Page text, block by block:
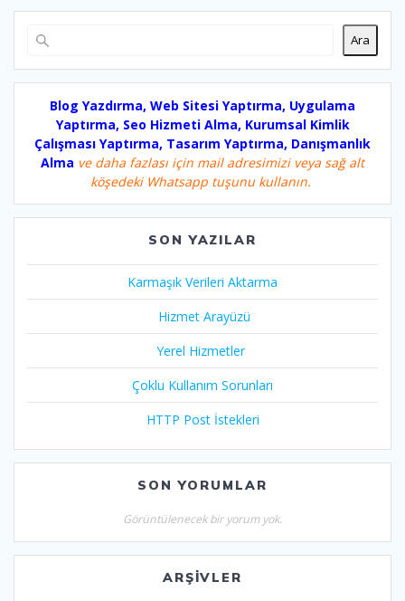
Ara
Blog Yazdırma, Web Sitesi Yaptırma, Uygulama
Yaptırma, Seo Hizmeti Alma, Kurumsal Kimlik
Çalışması Yaptırma, Tasarım Yaptırma, Danışmanlık
Alma ve daha fazlası için mail adresimizi veya sağ alt
köşedeki Whatsapp tuşunu kullanın.
SON YAZILAR
Karmaşık Verileri Aktarma
Hizmet Arayüzü
Yerel Hizmetler
Çoklu Kullanım Sorunları
HTTP Post İstekleri
SON YORUMLAR
Görüntülenecek bir yorum yok.
ARŞIVLER